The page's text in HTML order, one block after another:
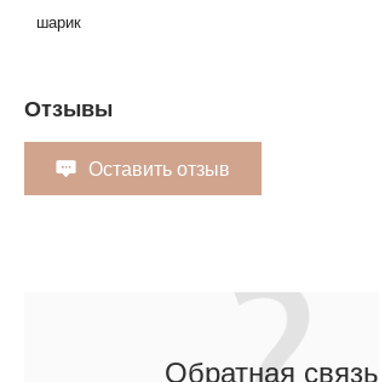
шарик
Отзывы
Оставить отзыв
Обратная связь